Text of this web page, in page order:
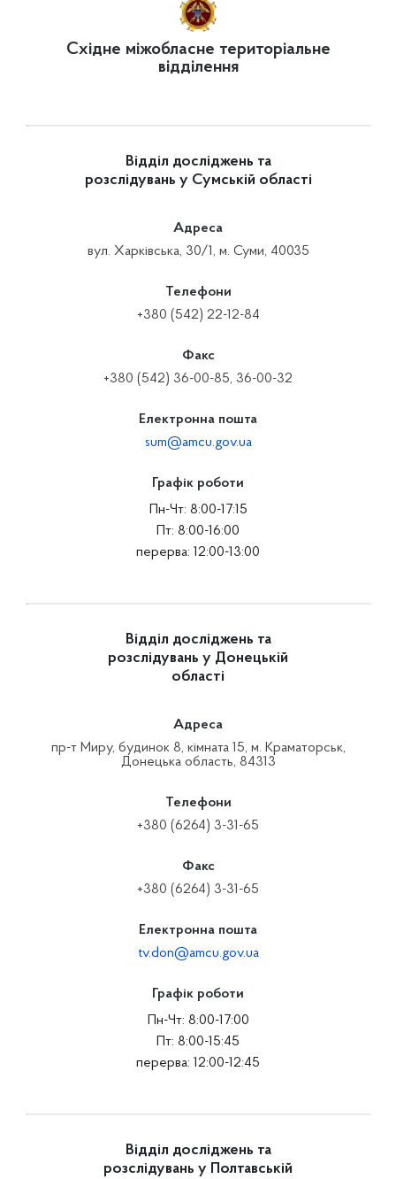
Східне міжобласне територіальне
відділення
Відділ досліджень та
розслідувань у Сумській області
Адреса
вул. Харківська, 30/1, м. Суми, 40035
Телефони
+380 (542) 22-12-84
Факс
+380 (542) 36-00-85, 36-00-32
Електронна пошта
sum@amcu.gov.ua
Графік роботи
Пн-Чт: 8:00-17:15
Пт: 8:00-16:00
перерва: 12:00-13:00
Відділ досліджень та
розслідувань у Донецькій
області
Адреса
пр-т Миру, будинок 8, кімната 15, м. Краматорськ,
Донецька область, 84313
Телефони
+380 (6264) 3-31-65
Факс
+380 (6264) 3-31-65
Електронна пошта
tv.don@amcu.gov.ua
Графік роботи
Пн-Чт: 8:00-17:00
Пт: 8:00-15:45
перерва: 12:00-12:45
Відділ досліджень та
розслідувань у Полтавській